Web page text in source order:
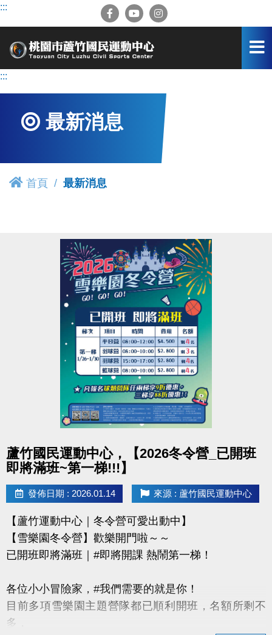
跳
容
:::
:::
最新消息
首頁 最新消息
蘆竹國民運動中心，【2026冬令營_已開班
即將滿班~第一梯!!!】
發佈日期 : 2026.01.14 來源 : 蘆竹國民運動中心
【蘆竹運動中心｜冬令營可愛出動中】
【雪樂園冬令營】歡樂開門啦～～
已開班即將滿班｜#即將開課 熱鬧第一梯！
各位小小冒險家，#我們需要的就是你！
目前多項雪樂園主題營隊都已順利開班，名額所剩不
多，